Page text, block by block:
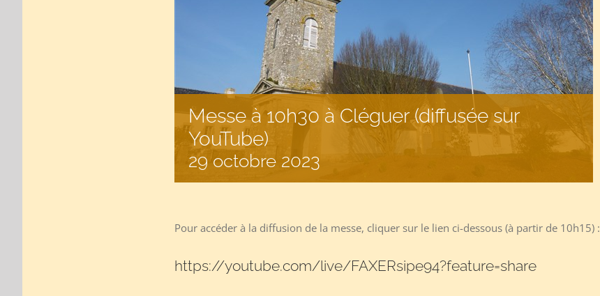
Messe à 10h30 à Cléguer (diffusée sur
YouTube)
29 octobre 2023
Pour accéder à la diffusion de la messe, cliquer sur le lien ci-dessous (à partir de 10h15) :
https://youtube.com/live/FAXERsipe94?feature=share